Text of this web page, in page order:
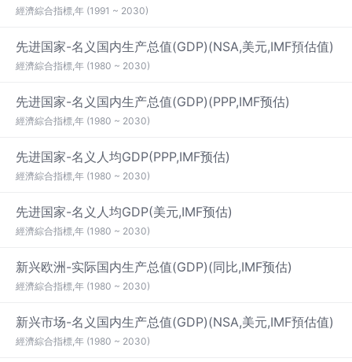
經濟綜合指標,年 (1991 ~ 2030)
先进国家-名义国内生产总值(GDP)(NSA,美元,IMF預估值)
經濟綜合指標,年 (1980 ~ 2030)
先进国家-名义国内生产总值(GDP)(PPP,IMF预估)
經濟綜合指標,年 (1980 ~ 2030)
先进国家-名义人均GDP(PPP,IMF预估)
經濟綜合指標,年 (1980 ~ 2030)
先进国家-名义人均GDP(美元,IMF预估)
經濟綜合指標,年 (1980 ~ 2030)
新兴欧洲-实际国内生产总值(GDP)(同比,IMF预估)
經濟綜合指標,年 (1980 ~ 2030)
新兴市场-名义国内生产总值(GDP)(NSA,美元,IMF預估值)
經濟綜合指標,年 (1980 ~ 2030)